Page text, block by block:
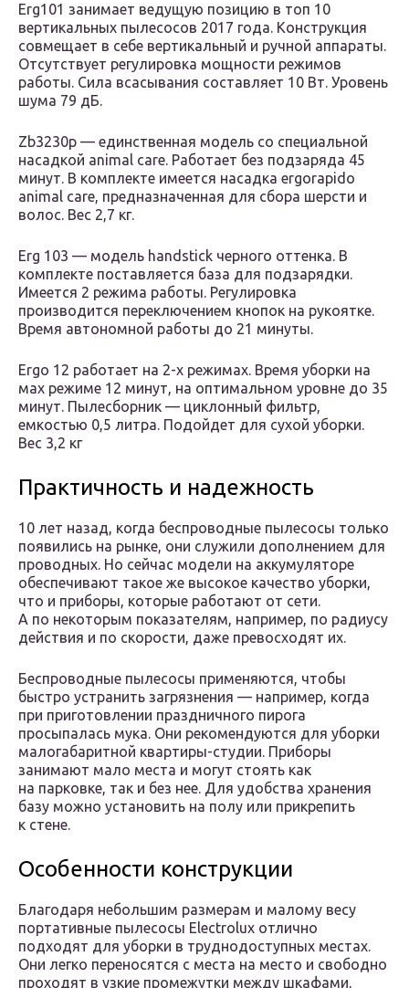
Erg101 занимает ведущую позицию в топ 10
вертикальных пылесосов 2017 года. Конструкция
совмещает в себе вертикальный и ручной аппараты.
Отсутствует регулировка мощности режимов
работы. Сила всасывания составляет 10 Вт. Уровень
шума 79 дБ.
Zb3230p — единственная модель со специальной
насадкой animal care. Работает без подзаряда 45
минут. В комплекте имеется насадка ergorapido
animal care, предназначенная для сбора шерсти и
волос. Вес 2,7 кг.
Erg 103 — модель handstick черного оттенка. В
комплекте поставляется база для подзарядки.
Имеется 2 режима работы. Регулировка
производится переключением кнопок на рукоятке.
Время автономной работы до 21 минуты.
Ergо 12 работает на 2-х режимах. Время уборки на
мах режиме 12 минут, на оптимальном уровне до 35
минут. Пылесборник — циклонный фильтр,
емкостью 0,5 литра. Подойдет для сухой уборки.
Вес 3,2 кг
Практичность и надежность
10 лет назад, когда беспроводные пылесосы только
появились на рынке, они служили дополнением для
проводных. Но сейчас модели на аккумуляторе
обеспечивают такое же высокое качество уборки,
что и приборы, которые работают от сети.
А по некоторым показателям, например, по радиусу
действия и по скорости, даже превосходят их.
Беспроводные пылесосы применяются, чтобы
быстро устранить загрязнения — например, когда
при приготовлении праздничного пирога
просыпалась мука. Они рекомендуются для уборки
малогабаритной квартиры-студии. Приборы
занимают мало места и могут стоять как
на парковке, так и без нее. Для удобства хранения
базу можно установить на полу или прикрепить
к стене.
Особенности конструкции
Благодаря небольшим размерам и малому весу
портативные пылесосы Electrolux отлично
подходят для уборки в труднодоступных местах.
Они легко переносятся с места на место и свободно
проходят в узкие промежутки между шкафами,